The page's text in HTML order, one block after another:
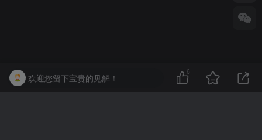
欢迎您留下宝贵的见解！
6